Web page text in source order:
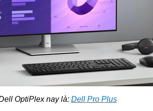
OptiPlex nay là: Dell Pro Plus